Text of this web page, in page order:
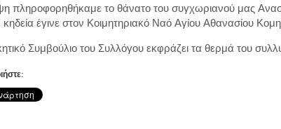
πληροφορηθήκαμε το θάνατο του συγχωριανού μας
έγινε στον Κοιμητηριακό Ναό Αγίου Αθανασίου
Συμβούλιο του Συλλόγου εκφράζει τα θερμά του